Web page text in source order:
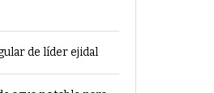
de líder ejidal